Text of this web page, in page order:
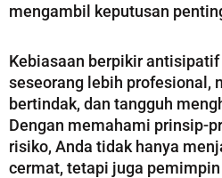
mengambil keputusan
Kebiasaan berpikir
seseorang lebih profesional,
bertindak, dan tangguh
Dengan memahami prinsip-
risiko, Anda tidak hanya
cermat, tetapi juga